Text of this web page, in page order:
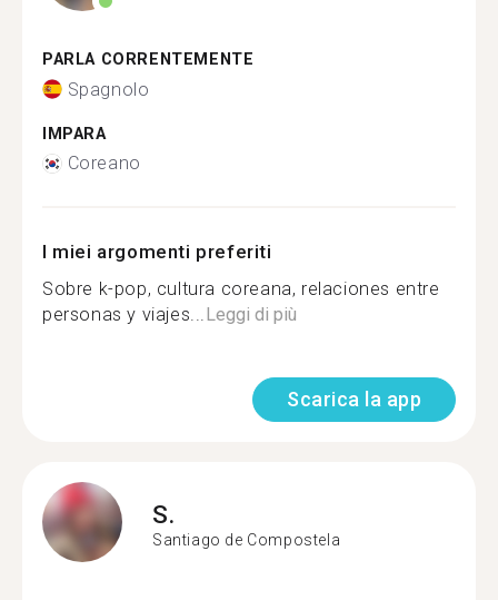
PARLA CORRENTEMENTE
Spagnolo
IMPARA
Coreano
I miei argomenti preferiti
Sobre k-pop, cultura coreana, relaciones entre
personas y viajes...Leggi di più
Scarica la app
S.
Santiago de Compostela